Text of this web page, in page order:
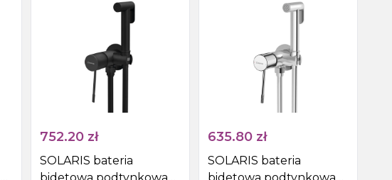
czarny/miedź mat
czarny/złoto mat
752.20 zł
SOLARIS bateria
635.80 zł
SOLARIS bateria